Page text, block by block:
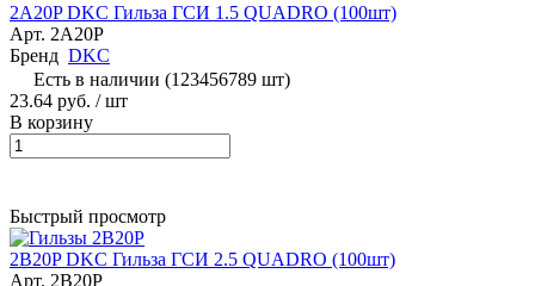
2A20P DKC Гильза ГСИ 1.5 QUADRO (100шт)
Арт. 2A20P
Бренд DKC
Есть в наличии (123456789 шт)
23.64 руб. / шт
В корзину
Быстрый просмотр
2B20P DKC Гильза ГСИ 2.5 QUADRO (100шт)
Арт. 2B20P